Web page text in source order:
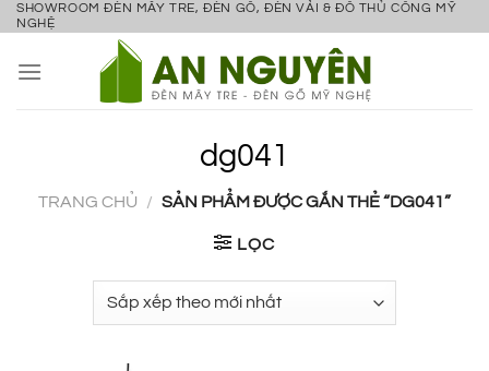
Bỏ
nội
SHOWROOM ĐÈN MÂY TRE, ĐÈN GỖ, ĐÈN VẢI & ĐỒ THỦ CÔNG MỸ
NGHỆ
dg041
TRANG CHỦ / SẢN PHẨM ĐƯỢC GẮN THẺ “DG041”
LỌC